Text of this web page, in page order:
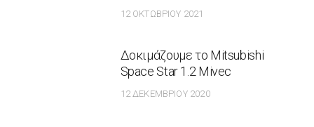
12 ΟΚΤΩΒΡΊΟΥ 2021
Δοκιμάζουμε το Mitsubishi
Space Star 1.2 Mivec
12 ΔΕΚΕΜΒΡΊΟΥ 2020